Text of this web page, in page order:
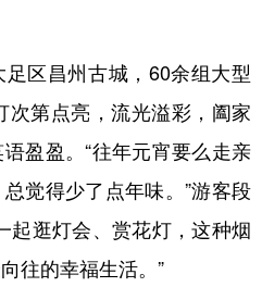
区昌州古城，60余组大型
次第点亮，流光溢彩，阖家
盈盈。“往年元宵要么走亲
觉得少了点年味。”游客段
起逛灯会、赏花灯，这种烟
往的幸福生活。”